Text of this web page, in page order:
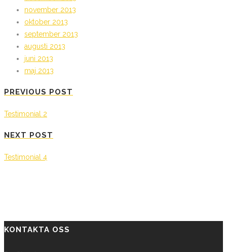
november 2013
oktober 2013
september 2013
augusti 2013
juni 2013
maj 2013
PREVIOUS POST
Testimonial 2
NEXT POST
Testimonial 4
KONTAKTA OSS